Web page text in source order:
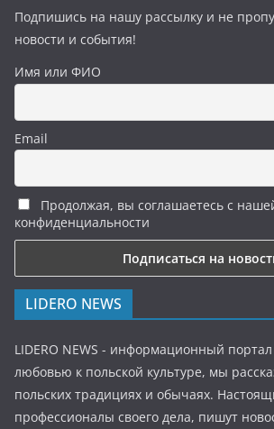
Подпишись на нашу рассылку и не
новости и события!
Имя или ФИО
Email
Продолжая, вы соглашаетесь с
конфиденциальности
LIDERO NEWS
LIDERO NEWS - информационный
любовью к польской культуре, мы
польских традициях и обычаях.
профессионалы своего дела, пишут